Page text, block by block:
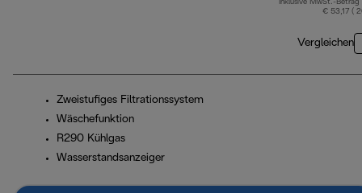
Inklusive MwSt.-Betrag
€ 53,17 (
Vergleichen
Zweistufiges Filtrationssystem
Wäschefunktion
R290 Kühlgas
Wasserstandsanzeiger